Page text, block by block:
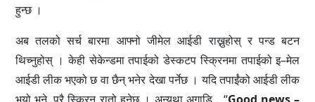
हुन्छ ।
अब तलको सर्च बारमा आफ्नो जीमेल आईडी राख्नुहोस् र पन्ड बटन
थिच्नुहोस् । केही सेकेन्डमा तपाईको डेस्कटप स्क्रिनमा तपाईको इ–मेल
आईडी लीक भएको छ वा छैन् भनेर देखा पर्नेछ । यदि तपाईंको आईडी लीक